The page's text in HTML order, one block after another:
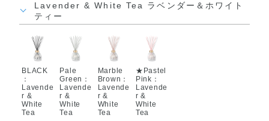
Lavender & White Tea ラベンダー＆ホワイト
ティー
BLACK
：
Lavende
r &
White
Tea
Pale
Green：
Lavende
r &
White
Tea
Marble
Brown：
Lavende
r &
White
Tea
★Pastel
Pink：
Lavende
r &
White
Tea